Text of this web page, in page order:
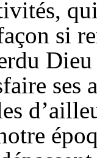
si
ses